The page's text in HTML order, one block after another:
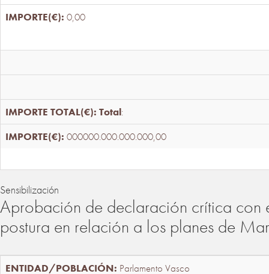
0,00
Total:
000000.000.000.000,00
Sensibilización
Aprobación de declaración crítica con
postura en relación a los planes de
Parlamento Vasco